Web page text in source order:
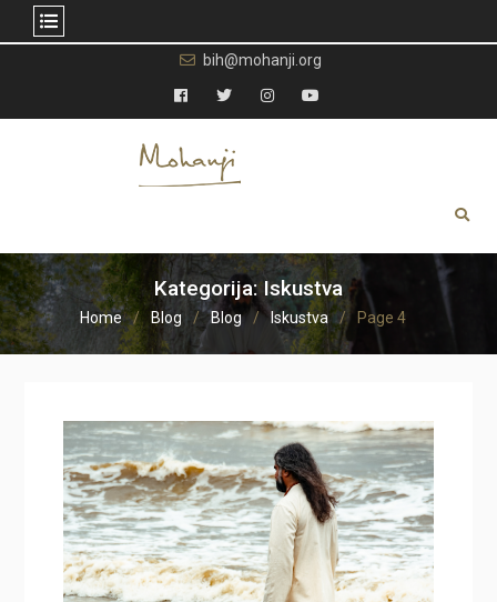
content
bih@mohanji.org
Facebook
TwitterInstagramYouTube
Kategorija: Iskustva
Home Blog Blog Iskustva Page 4